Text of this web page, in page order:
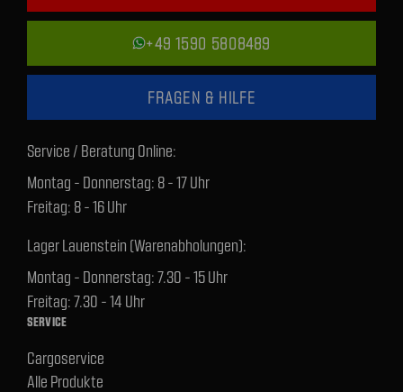
+49 1590 5808489
FRAGEN & HILFE
Service / Beratung Online:
Montag - Donnerstag: 8 - 17 Uhr
Freitag: 8 - 16 Uhr
Lager Lauenstein (Warenabholungen):
Montag - Donnerstag: 7.30 - 15 Uhr
Freitag: 7.30 - 14 Uhr
SERVICE
Cargoservice
Alle Produkte